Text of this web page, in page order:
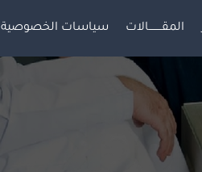
المقــــــــالات سياسات الخصوصية